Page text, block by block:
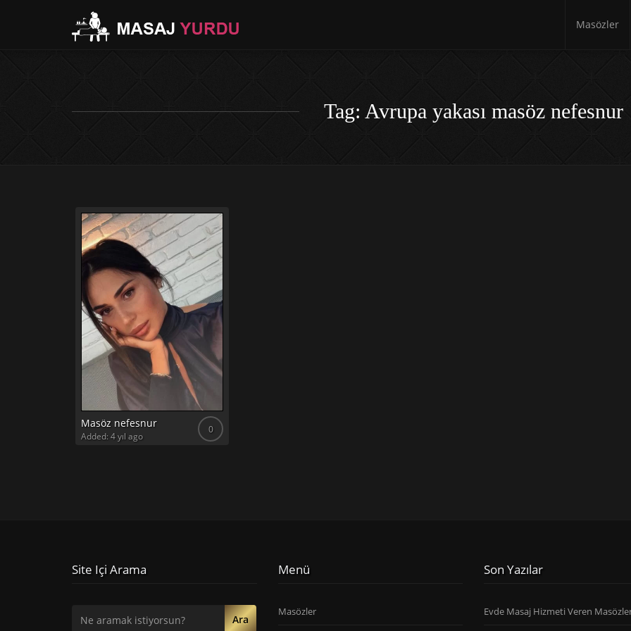
Masözler
Tag: Avrupa yakası masöz nefesnur
Masöz nefesnur 0
Added: 4 yıl ago
Site Içi Arama
Ara
Menü
Masözler
Son Yazılar
Evde Masaj Hizmeti Veren